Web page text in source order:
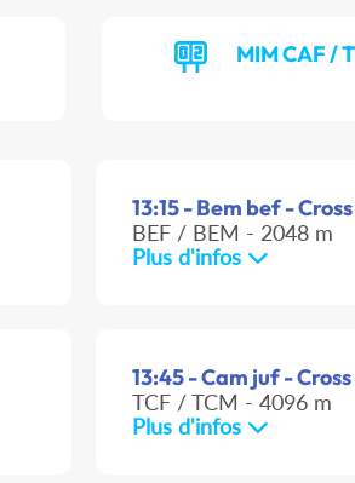
MIM CAF /
13:15 - Bem bef - Cross
BEF / BEM - 2048 m
Plus d'infos
13:45 - Cam juf - Cross
TCF / TCM - 4096 m
Plus d'infos